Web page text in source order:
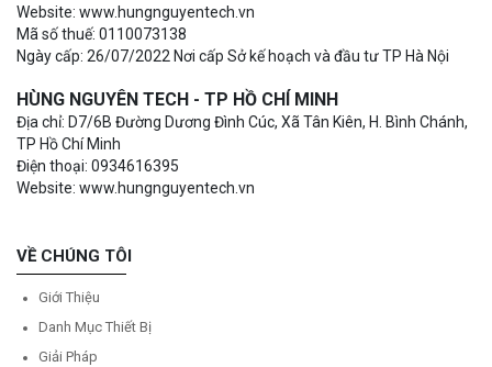
Website: www.hungnguyentech.vn
Mã số thuế: 0110073138
Ngày cấp: 26/07/2022 Nơi cấp Sở kế hoạch và đầu tư TP Hà Nội
HÙNG NGUYÊN TECH - TP HỒ CHÍ MINH
Địa chỉ: D7/6B Đường Dương Đình Cúc, Xã Tân Kiên, H. Bình Chánh,
TP Hồ Chí Minh
Điện thoại: 0934616395
Website: www.hungnguyentech.vn
VỀ CHÚNG TÔI
Giới Thiệu
Danh Mục Thiết Bị
Giải Pháp